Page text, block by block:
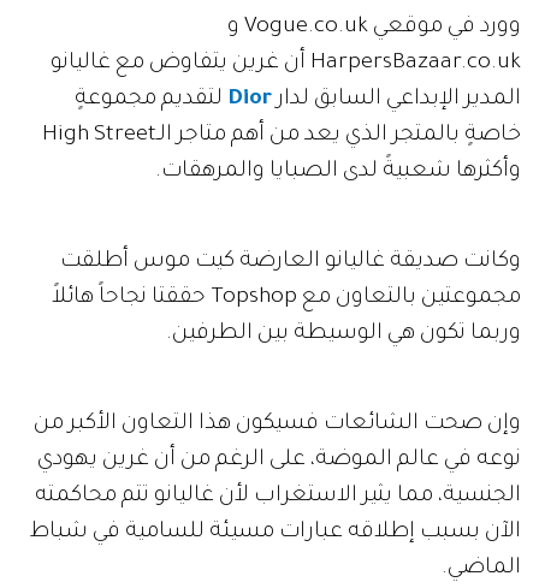
وورد في موقعي Vogue.co.uk و
HarpersBazaar.co.uk أن غرين يتفاوض مع غاليانو
المدير الإبداعي السابق لدار Dior لتقديم مجموعةٍ
خاصةٍ بالمتجر الذي يعد من أهم متاجر الـHigh Street
وأكثرها شعبيةً لدى الصبايا والمرهقات.
وكانت صديقة غاليانو العارضة كيت موس أطلقت
مجموعتين بالتعاون مع Topshop حققتا نجاحاً هائلاً
وربما تكون هي الوسيطة بين الطرفين.
وإن صحت الشائعات فسيكون هذا التعاون الأكبر من
نوعه في عالم الموضة، على الرغم من أن غرين يهودي
الجنسية، مما يثير الاستغراب لأن غاليانو تتم محاكمته
الآن بسبب إطلاقه عبارات مسيئة للسامية في شباط
الماضي.